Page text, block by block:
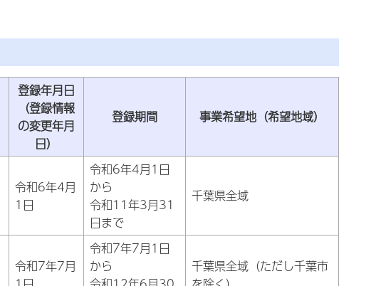
登録年月日
（登録情報
の変更年月
日）
登録期間 事業希望地（希望地域）
令和6年4月
1日
令和6年4月1日
から
令和11年3月31
日まで
千葉県全域
令和7年7月
令和7年7月1日
から
千葉県全域（ただし千葉市